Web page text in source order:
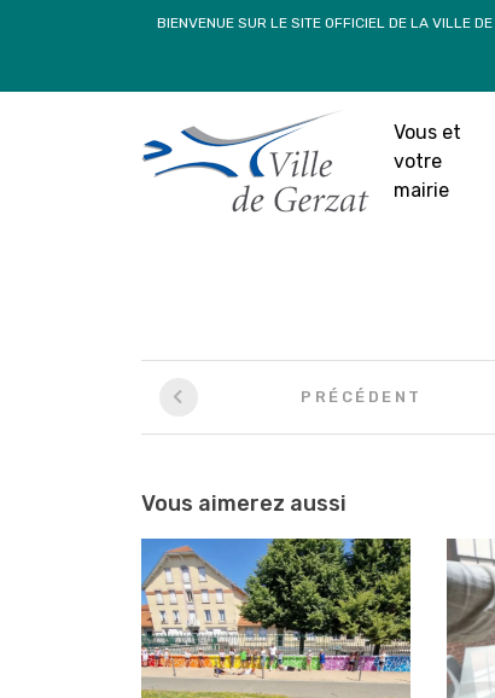
BIENVENUE SUR LE SITE OFFICIEL DE LA VILLE
Vous et
votre
mairie
Foyer
Navigation
entre
articles
PRÉCÉDENT
Vous aimerez aussi